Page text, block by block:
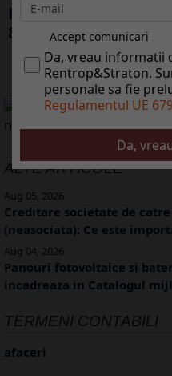
Dan ucu: Bncile
80% din ocul cu
ALTE ARTICOLE
Aug 05, 2026
Creditare societate de
(neasociata): Ce este
Aug 04, 2026
Panouri fotovoltaice si
incadreaza in Catalogul
TERMENI CONTABILI
afaceri
Accept comunicari
Da, vreau informatii
Rentrop&Straton. Sunt de acord ca datele
personale sa fie
Regulamentul UE